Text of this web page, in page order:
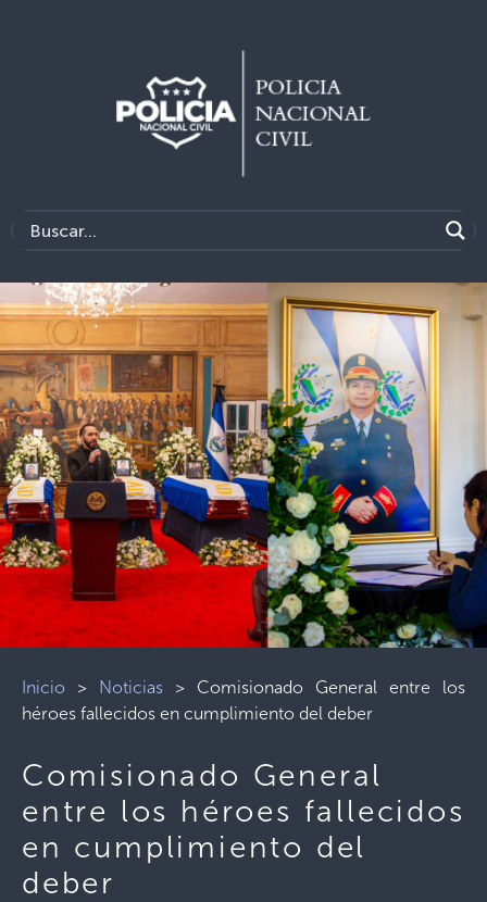
Inicio > Noticias > Comisionado General entre los
héroes fallecidos en cumplimiento del deber
Comisionado General
entre los héroes fallecidos
en cumplimiento del
deber